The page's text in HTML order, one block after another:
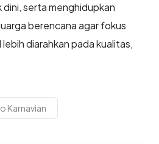
dini, serta menghidupkan
berencana agar fokus
diarahkan pada kualitas,
Karnavian